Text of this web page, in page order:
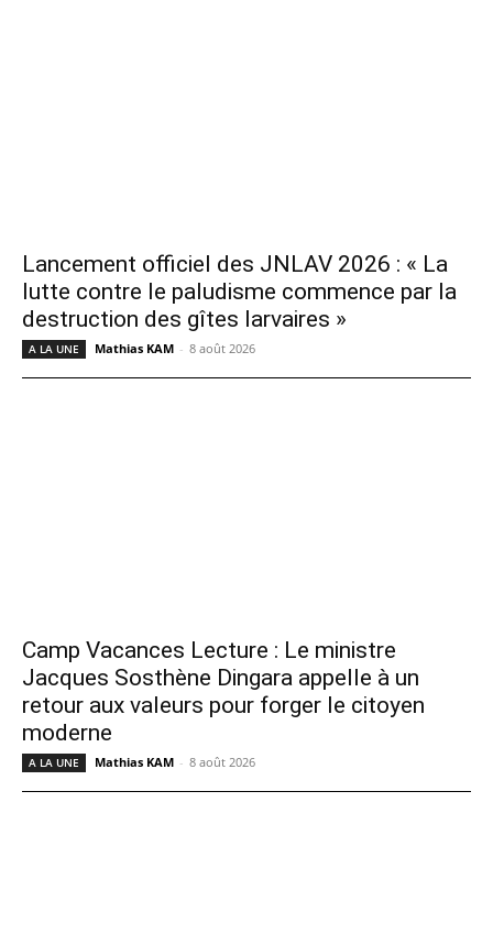
Lancement officiel des JNLAV 2026 : « La
lutte contre le paludisme commence par la
destruction des gîtes larvaires »
A LA UNE Mathias KAM - 8 août 2026
Camp Vacances Lecture : Le ministre
Jacques Sosthène Dingara appelle à un
retour aux valeurs pour forger le citoyen
moderne
A LA UNE Mathias KAM - 8 août 2026